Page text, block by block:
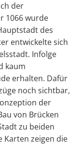
der
1066 wurde
des
entwickelte sich
Infolge
kaum
erhalten. Dafür
noch sichtbar,
der
von Brücken
zu beiden
Karten zeigen die